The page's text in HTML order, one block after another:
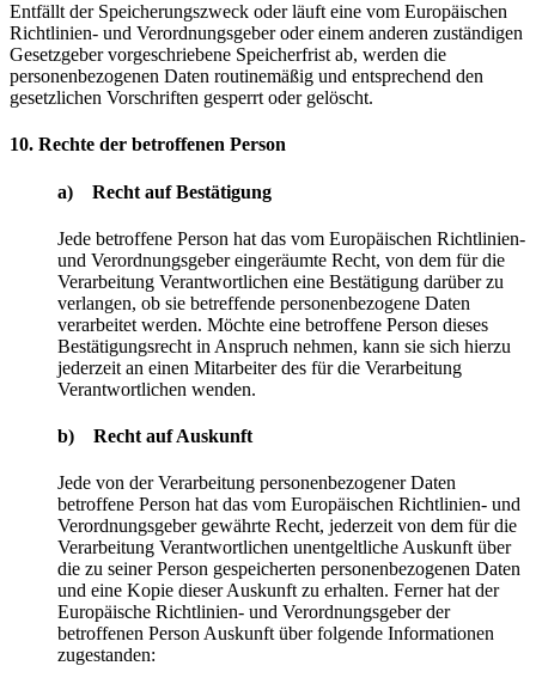
Entfällt der Speicherungszweck oder läuft eine vom Europäischen
Richtlinien- und Verordnungsgeber oder einem anderen zuständigen
Gesetzgeber vorgeschriebene Speicherfrist ab, werden die
personenbezogenen Daten routinemäßig und entsprechend den
gesetzlichen Vorschriften gesperrt oder gelöscht.
10. Rechte der betroffenen Person
a) Recht auf Bestätigung
Jede betroffene Person hat das vom Europäischen Richtlinien-
und Verordnungsgeber eingeräumte Recht, von dem für die
Verarbeitung Verantwortlichen eine Bestätigung darüber zu
verlangen, ob sie betreffende personenbezogene Daten
verarbeitet werden. Möchte eine betroffene Person dieses
Bestätigungsrecht in Anspruch nehmen, kann sie sich hierzu
jederzeit an einen Mitarbeiter des für die Verarbeitung
Verantwortlichen wenden.
b) Recht auf Auskunft
Jede von der Verarbeitung personenbezogener Daten
betroffene Person hat das vom Europäischen Richtlinien- und
Verordnungsgeber gewährte Recht, jederzeit von dem für die
Verarbeitung Verantwortlichen unentgeltliche Auskunft über
die zu seiner Person gespeicherten personenbezogenen Daten
und eine Kopie dieser Auskunft zu erhalten. Ferner hat der
Europäische Richtlinien- und Verordnungsgeber der
betroffenen Person Auskunft über folgende Informationen
zugestanden: